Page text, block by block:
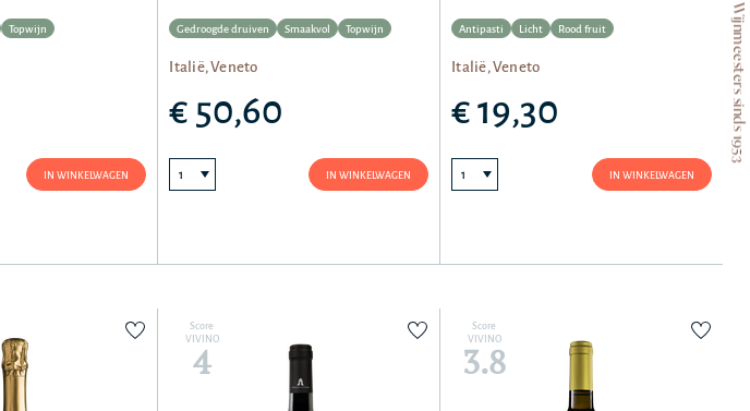
Wijnmeesters sinds 1953
Topwijn
IN WINKELWAGEN
Gedroogde druiven Smaakvol Topwijn
Italië, Veneto
€ 50,60
IN WINKELWAGEN
Antipasti Licht Rood fruit
Italië, Veneto
€ 19,30
IN WINKELWAGEN
Score
VIVINO
4
Score
VIVINO
3.8